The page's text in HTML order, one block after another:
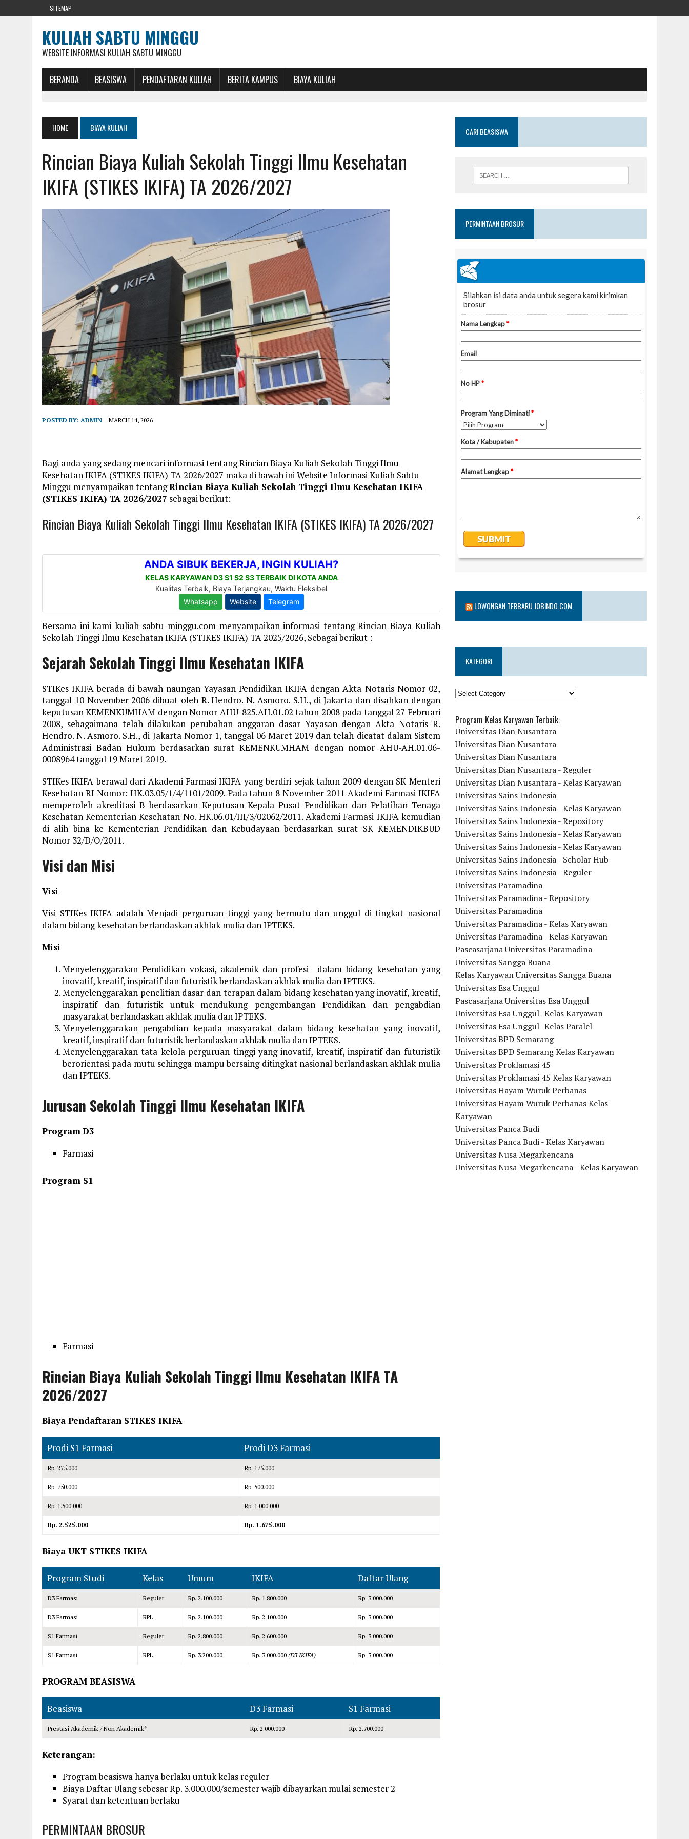
SITEMAP
KULIAH SABTU MINGGU
WEBSITE INFORMASI KULIAH SABTU MINGGU
BERANDA BEASISWA PENDAFTARAN KULIAH BERITA KAMPUS BIAYA KULIAH
HOME BIAYA KULIAH
Rincian Biaya Kuliah Sekolah Tinggi Ilmu Kesehatan
IKIFA (STIKES IKIFA) TA 2026/2027
POSTED BY: ADMIN MARCH 14, 2026
Bagi anda yang sedang mencari informasi tentang Rincian Biaya Kuliah Sekolah Tinggi Ilmu
Kesehatan IKIFA (STIKES IKIFA) TA 2026/2027 maka di bawah ini Website Informasi Kuliah Sabtu
Minggu menyampaikan tentangRincian Biaya Kuliah Sekolah Tinggi Ilmu Kesehatan IKIFA
(STIKES IKIFA) TA 2026/2027 sebagai berikut:
Rincian Biaya Kuliah Sekolah Tinggi Ilmu Kesehatan IKIFA (STIKES IKIFA) TA 2026/2027
Bersama ini kami kuliah-sabtu-minggu.com menyampaikan informasi tentang Rincian Biaya Kuliah
Sekolah Tinggi Ilmu Kesehatan IKIFA (STIKES IKIFA) TA 2025/2026, Sebagai berikut :
Sejarah Sekolah Tinggi Ilmu Kesehatan IKIFA
STIKes IKIFA berada di bawah naungan Yayasan Pendidikan IKIFA dengan Akta Notaris Nomor 02,
tanggal 10 November 2006 dibuat oleh R. Hendro. N. Asmoro. S.H., di Jakarta dan disahkan dengan
keputusan KEMENKUMHAM dengan Nomor AHU-825.AH.01.02 tahun 2008 pada tanggal 27 Februari
2008, sebagaimana telah dilakukan perubahan anggaran dasar Yayasan dengan Akta Notaris R.
Hendro. N. Asmoro. S.H., di Jakarta Nomor 1, tanggal 06 Maret 2019 dan telah dicatat dalam Sistem
Administrasi Badan Hukum berdasarkan surat KEMENKUMHAM dengan nomor AHU-AH.01.06-
0008964 tanggal 19 Maret 2019.
STIKes IKIFA berawal dari Akademi Farmasi IKIFA yang berdiri sejak tahun 2009 dengan SK Menteri
Kesehatan RI Nomor: HK.03.05/1/4/1101/2009. Pada tahun 8 November 2011 Akademi Farmasi IKIFA
memperoleh akreditasi B berdasarkan Keputusan Kepala Pusat Pendidikan dan Pelatihan Tenaga
Kesehatan Kementerian Kesehatan No. HK.06.01/III/3/02062/2011. Akademi Farmasi IKIFA kemudian
di alih bina ke Kementerian Pendidikan dan Kebudayaan berdasarkan surat SK KEMENDIKBUD
Nomor 32/D/O/2011.
Visi dan Misi
Visi
Visi STIKes IKIFA adalah Menjadi perguruan tinggi yang bermutu dan unggul di tingkat nasional
dalam bidang kesehatan berlandaskan akhlak mulia dan IPTEKS.
Misi
Menyelenggarakan Pendidikan vokasi, akademik dan profesi dalam bidang kesehatan yang
inovatif, kreatif, inspiratif dan futuristik berlandaskan akhlak mulia dan IPTEKS.
Menyelenggarakan penelitian dasar dan terapan dalam bidang kesehatan yang inovatif, kreatif,
inspiratif dan futuristik untuk mendukung pengembangan Pendidikan dan pengabdian
masyarakat berlandaskan akhlak mulia dan IPTEKS.
Menyelenggarakan pengabdian kepada masyarakat dalam bidang kesehatan yang inovatif,
kreatif, inspiratif dan futuristik berlandaskan akhlak mulia dan IPTEKS.
Menyelenggarakan tata kelola perguruan tinggi yang inovatif, kreatif, inspiratif dan futuristik
berorientasi pada mutu sehingga mampu bersaing ditingkat nasional berlandaskan akhlak mulia
dan IPTEKS.
Jurusan Sekolah Tinggi Ilmu Kesehatan IKIFA
ProgramD3
Farmasi
Program S1
Farmasi
Rincian Biaya Kuliah Sekolah Tinggi Ilmu Kesehatan IKIFA TA
2026/2027
Biaya Pendaftaran STIKES IKIFA
Prodi S1 Farmasi Prodi D3 Farmasi
Rp. 275.000 Rp. 175.000
Rp. 750.000 Rp. 500.000
Rp. 1.500.000 Rp. 1.000.000
Rp. 2.525.000 Rp. 1.675.000
Biaya UKT STIKES IKIFA
Program Studi Kelas Umum IKIFA Daftar Ulang
D3 Farmasi Reguler Rp. 2.100.000 Rp. 1.800.000 Rp. 3.000.000
D3 Farmasi RPL Rp. 2.100.000 Rp. 2.100.000 Rp. 3.000.000
S1 Farmasi Reguler Rp. 2.800.000 Rp. 2.600.000 Rp. 3.000.000
S1 Farmasi RPL Rp. 3.200.000 Rp. 3.000.000 (D3 IKIFA) Rp. 3.000.000
PROGRAM BEASISWA
Beasiswa D3 Farmasi S1 Farmasi
Prestasi Akademik / Non Akademik* Rp. 2.000.000 Rp. 2.700.000
Keterangan:
Program beasiswa hanya berlaku untuk kelas reguler
Biaya Daftar Ulang sebesar Rp. 3.000.000/semester wajib dibayarkan mulai semester 2
Syarat dan ketentuan berlaku
PERMINTAAN BROSUR
CARI BEASISWA
PERMINTAAN BROSUR
LOWONGAN TERBARU JOBINDO.COM
KATEGORI
KATEGORI
Program Kelas Karyawan Terbaik:
Universitas Dian Nusantara
Universitas Dian Nusantara
Universitas Dian Nusantara
Universitas Dian Nusantara - Reguler
Universitas Dian Nusantara - Kelas Karyawan
Universitas Sains Indonesia
Universitas Sains Indonesia - Kelas Karyawan
Universitas Sains Indonesia - Repository
Universitas Sains Indonesia - Kelas Karyawan
Universitas Sains Indonesia - Kelas Karyawan
Universitas Sains Indonesia - Scholar Hub
Universitas Sains Indonesia - Reguler
Universitas Paramadina
Universitas Paramadina - Repository
Universitas Paramadina
Universitas Paramadina - Kelas Karyawan
Universitas Paramadina - Kelas Karyawan
Pascasarjana Universitas Paramadina
Universitas Sangga Buana
Kelas Karyawan Universitas Sangga Buana
Universitas Esa Unggul
Pascasarjana Universitas Esa Unggul
Universitas Esa Unggul- Kelas Karyawan
Universitas Esa Unggul- Kelas Paralel
Universitas BPD Semarang
Universitas BPD Semarang Kelas Karyawan
Universitas Proklamasi 45
Universitas Proklamasi 45 Kelas Karyawan
Universitas Hayam Wuruk Perbanas
Universitas Hayam Wuruk Perbanas Kelas
Karyawan
Universitas Panca Budi
Universitas Panca Budi - Kelas Karyawan
Universitas Nusa Megarkencana
Universitas Nusa Megarkencana - Kelas Karyawan